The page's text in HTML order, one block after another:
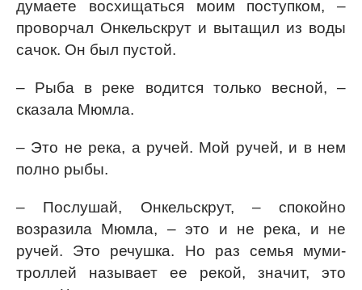
думаете восхищаться моим поступком, –
проворчал Онкельскрут и вытащил из воды
сачок. Он был пустой.
– Рыба в реке водится только весной, –
сказала Мюмла.
– Это не река, а ручей. Мой ручей, и в нем
полно рыбы.
– Послушай, Онкельскрут, – спокойно
возразила Мюмла, – это и не река, и не
ручей. Это речушка. Но раз семья муми-
троллей называет ее рекой, значит, это